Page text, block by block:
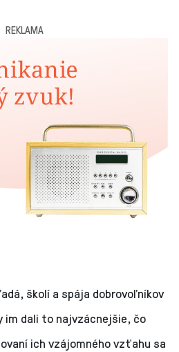
REKLAMA
školí a spája dobrovoľníkov
im dali to najvzácnejšie, čo
ich vzájomného vzťahu sa